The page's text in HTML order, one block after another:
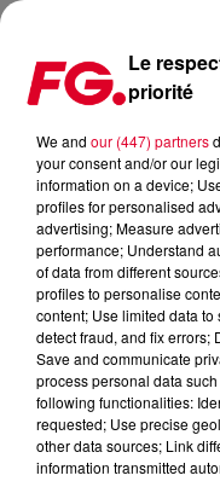
LA SOIRÉE GRAVITY À
Publié : 5 janvier 2023
Le
priorité
We and our (447) partners
your consent and/or our
information on a device;
profiles for personalised
advertising; Measure
performance; Understand
of data from different
profiles to personalise
content; Use limited data
detect fraud, and fix errors;
Save and communicate
process personal data
following functionalities:
requested; Use precise
other data sources; Link
information transmitted